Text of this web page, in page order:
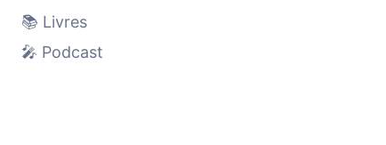
📚 Livres
🎤 Podcast